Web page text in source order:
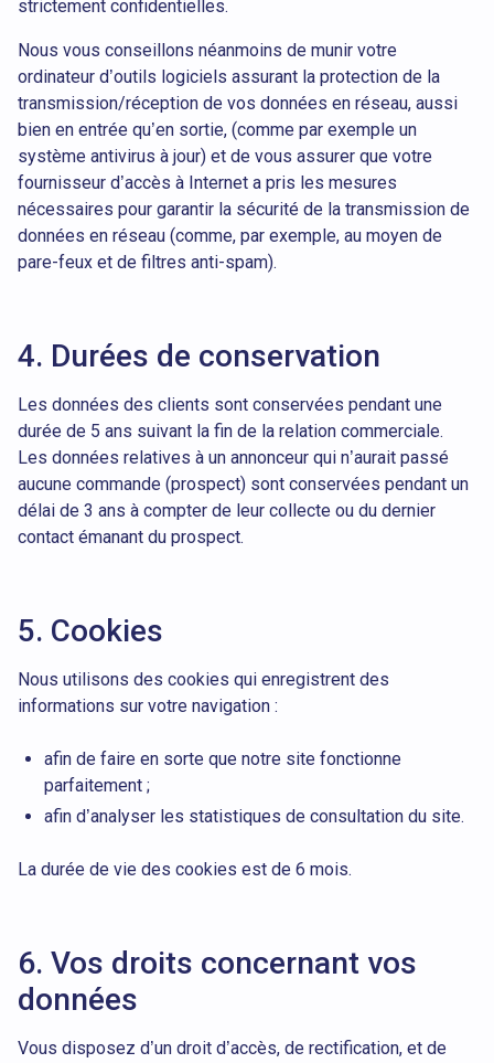
strictement confidentielles.
Nous vous conseillons néanmoins de munir votre
ordinateur d’outils logiciels assurant la protection de la
transmission/réception de vos données en réseau, aussi
bien en entrée qu’en sortie, (comme par exemple un
système antivirus à jour) et de vous assurer que votre
fournisseur d’accès à Internet a pris les mesures
nécessaires pour garantir la sécurité de la transmission de
données en réseau (comme, par exemple, au moyen de
pare-feux et de filtres anti-spam).
4. Durées de conservation
Les données des clients sont conservées pendant une
durée de 5 ans suivant la fin de la relation commerciale.
Les données relatives à un annonceur qui n’aurait passé
aucune commande (prospect) sont conservées pendant un
délai de 3 ans à compter de leur collecte ou du dernier
contact émanant du prospect.
5. Cookies
Nous utilisons des cookies qui enregistrent des
informations sur votre navigation :
afin de faire en sorte que notre site fonctionne
parfaitement ;
afin d’analyser les statistiques de consultation du site.
La durée de vie des cookies est de 6 mois.
6. Vos droits concernant vos
données
Vous disposez d’un droit d’accès, de rectification, et de